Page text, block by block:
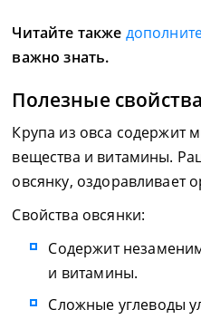
Читайте также
важно знать.
Полезные
Крупа из овса содержит
вещества и витамины.
овсянку, оздоравливает
Свойства овсянки:
Содержит
и витамины.
Сложные углеводы